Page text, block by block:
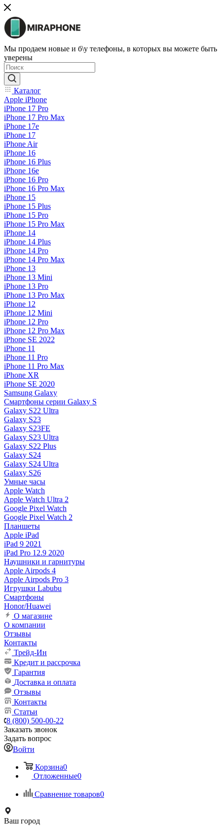
Мы продаем новые и б\у телефоны, в которых вы можете быть
уверены
Каталог
Apple iPhone
iPhone 17 Pro
iPhone 17 Pro Max
iPhone 17e
iPhone 17
iPhone Air
iPhone 16
iPhone 16 Plus
iPhone 16e
iPhone 16 Pro
iPhone 16 Pro Max
iPhone 15
iPhone 15 Plus
iPhone 15 Pro
iPhone 15 Pro Max
iPhone 14
iPhone 14 Plus
iPhone 14 Pro
iPhone 14 Pro Max
iPhone 13
iPhone 13 Mini
iPhone 13 Pro
iPhone 13 Pro Max
iPhone 12
iPhone 12 Mini
iPhone 12 Pro
iPhone 12 Pro Max
iPhone SE 2022
iPhone 11
iPhone 11 Pro
iPhone 11 Pro Max
iPhone XR
iPhone SE 2020
Samsung Galaxy
Смартфоны серии Galaxy S
Galaxy S22 Ultra
Galaxy S23
Galaxy S23FE
Galaxy S23 Ultra
Galaxy S22 Plus
Galaxy S24
Galaxy S24 Ultra
Galaxy S26
Умные часы
Apple Watch
Apple Watch Ultra 2
Google Pixel Watch
Google Pixel Watch 2
Планшеты
Apple iPad
iPad 9 2021
iPad Pro 12.9 2020
Наушники и гарнитуры
Apple Airpods 4
Apple Airpods Pro 3
Игрушки Labubu
Смартфоны
Honor/Huawei
О магазине
О компании
Отзывы
Контакты
Трейд-Ин
Кредит и рассрочка
Гарантия
Доставка и оплата
Отзывы
Контакты
Статьи
8 (800) 500-00-22
Заказать звонок
Задать вопрос
Войти
Корзина0
Отложенные0
Сравнение товаров0
Ваш город